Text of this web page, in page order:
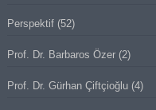
Perspektif(52)
Prof. Dr. Barbaros Özer(2)
Prof. Dr. Gürhan Çiftçioğlu(4)